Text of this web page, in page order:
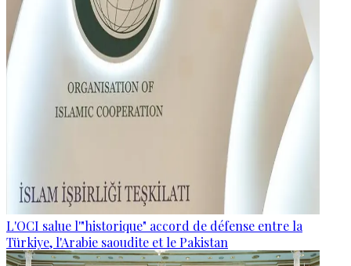
L'OCI salue l'"historique" accord de défense entre la
Türkiye, l'Arabie saoudite et le Pakistan